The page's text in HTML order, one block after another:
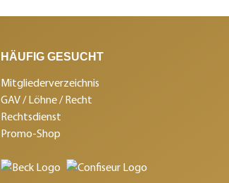
HÄUFIG GESUCHT
Mitgliederverzeichnis
GAV / Löhne / Recht
Rechtsdienst
Promo-Shop